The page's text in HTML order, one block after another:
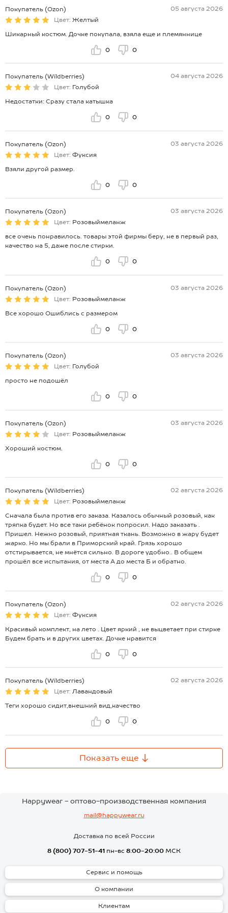
Покупатель (Ozon)
05 августа 2026
Цвет: Желтый
Шикарный костюм. Дочке покупала, взяла еще и племяннице
0 0
Покупатель (Wildberries)
04 августа 2026
Цвет: Голубой
Недостатки: Сразу стала катышка
0 0
Покупатель (Ozon)
03 августа 2026
Цвет: Фуксия
Взяли другой размер.
0 0
Покупатель (Ozon)
03 августа 2026
Цвет: Розовыймеланж
все очень понравилось. товары этой фирмы беру, не в первый раз,
качество на 5, даже после стирки.
0 0
Покупатель (Ozon)
03 августа 2026
Цвет: Розовыймеланж
Все хорошо Ошиблись с размером
0 0
Покупатель (Ozon)
03 августа 2026
Цвет: Голубой
просто не подошёл
0 0
Покупатель (Ozon)
03 августа 2026
Цвет: Розовыймеланж
Хороший костюм.
0 0
Покупатель (Wildberries)
02 августа 2026
Цвет: Розовыймеланж
Сначала была против его заказа. Казалось обычный розовый, как
тряпка будет. Но все таки ребёнок попросил. Надо заказать .
Пришел. Нежно розовый, приятная ткань. Возможно в жару будет
жарко. Но мы брали в Приморский край. Грязь хорошо
отстирывается, не мнётся сильно. В дороге удобно.. В общем
прошёл все испытания, от места А до места Б и обратно.
0 0
Покупатель (Ozon)
02 августа 2026
Цвет: Фуксия
Красивый комплект, на лето . Цвет яркий , не выцветает при стирке
Будем брать и в других цветах. Дочке нравится
0 0
Покупатель (Wildberries)
02 августа 2026
Цвет: Лавандовый
Теги хорошо сидит,внешний вид,качество
0 0
Показать еще
Happywear - оптово-производственная компания
mail@happywear.ru
Доставка по всей России
8 (800) 707-51-41 пн-вс 8:00-20:00 МСК
Сервис и помощь
О компании
Клиентам